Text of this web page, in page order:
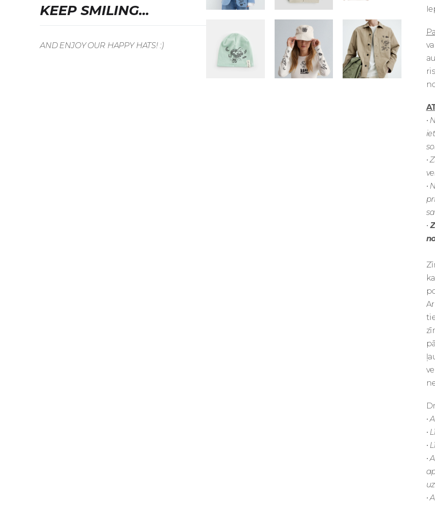
KEEP SMILING...
AND ENJOY OUR HAPPY HATS! :)
•
•
•
•
•
•
•
•
•